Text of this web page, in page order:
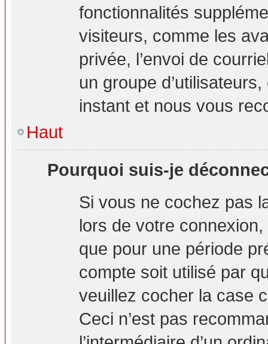
fonctionnalités
visiteurs, comme les
privée, l’envoi de
un groupe
instant et nous vous
Haut
Pourquoi suis-je
Si vous ne cochez pas
lors de votre
que pour une période
compte soit utilisé par
veuillez cocher la case
Ceci n’est pas